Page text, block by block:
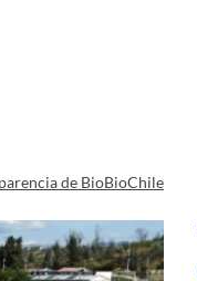
de BioBioChile